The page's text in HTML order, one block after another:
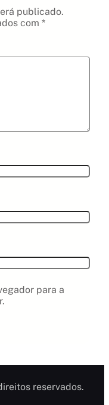
publicado.
com *
para a
reservados.